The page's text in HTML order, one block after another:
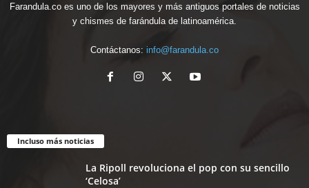
Farandula.co es uno de los mayores y más antiguos portales de noticias
y chismes de farándula de latinoamérica.
Contáctanos: info@farandula.co
Incluso más noticias
La Ripoll revoluciona el pop con su sencillo
‘Celosa’